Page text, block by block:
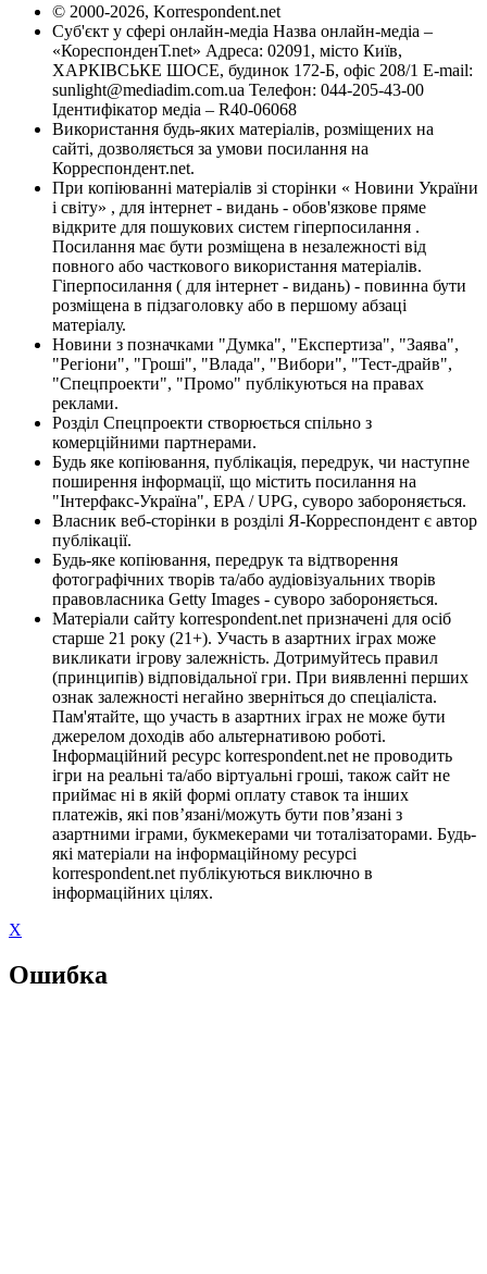
© 2000-2026, Korrespondent.net
Суб'єкт у сфері онлайн-медіа Назва онлайн-медіа –
«КореспонденТ.net» Адреса: 02091, місто Київ,
ХАРКІВСЬКЕ ШОСЕ, будинок 172-Б, офіс 208/1 E-mail:
sunlight@mediadim.com.ua Телефон: 044-205-43-00
Ідентифікатор медіа – R40-06068
Використання будь-яких матеріалів, розміщених на
сайті, дозволяється за умови посилання на
Корреспондент.net.
При копіюванні матеріалів зі сторінки « Новини України
і світу» , для інтернет - видань - обов'язкове пряме
відкрите для пошукових систем гіперпосилання .
Посилання має бути розміщена в незалежності від
повного або часткового використання матеріалів.
Гіперпосилання ( для інтернет - видань) - повинна бути
розміщена в підзаголовку або в першому абзаці
матеріалу.
Новини з позначками "Думка", "Експертиза", "Заява",
"Регіони", "Гроші", "Влада", "Вибори", "Тест-драйв",
"Спецпроекти", "Промо" публікуються на правах
реклами.
Розділ Спецпроекти створюється спільно з
комерційними партнерами.
Будь яке копіювання, публікація, передрук, чи наступне
поширення інформації, що містить посилання на
"Інтерфакс-Україна", EPA / UPG, суворо забороняється.
Власник веб-сторінки в розділі Я-Корреспондент є автор
публікації.
Будь-яке копіювання, передрук та відтворення
фотографічних творів та/або аудіовізуальних творів
правовласника Getty Images - суворо забороняється.
Матеріали сайту korrespondent.net призначені для осіб
старше 21 року (21+). Участь в азартних іграх може
викликати ігрову залежність. Дотримуйтесь правил
(принципів) відповідальної гри. При виявленні перших
ознак залежності негайно зверніться до спеціаліста.
Пам'ятайте, що участь в азартних іграх не може бути
джерелом доходів або альтернативою роботі.
Інформаційний ресурс korrespondent.net не проводить
ігри на реальні та/або віртуальні гроші, також сайт не
приймає ні в якій формі оплату ставок та інших
платежів, які пов’язані/можуть бути пов’язані з
азартними іграми, букмекерами чи тоталізаторами. Будь-
які матеріали на інформаційному ресурсі
korrespondent.net публікуються виключно в
інформаційних цілях.
X
Ошибка